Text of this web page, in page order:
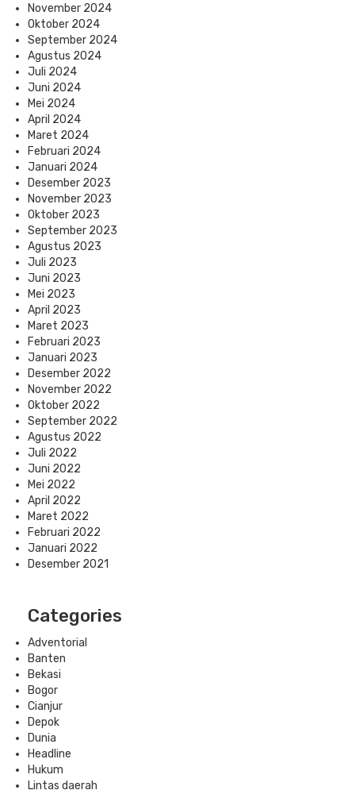
November 2024
Oktober 2024
September 2024
Agustus 2024
Juli 2024
Juni 2024
Mei 2024
April 2024
Maret 2024
Februari 2024
Januari 2024
Desember 2023
November 2023
Oktober 2023
September 2023
Agustus 2023
Juli 2023
Juni 2023
Mei 2023
April 2023
Maret 2023
Februari 2023
Januari 2023
Desember 2022
November 2022
Oktober 2022
September 2022
Agustus 2022
Juli 2022
Juni 2022
Mei 2022
April 2022
Maret 2022
Februari 2022
Januari 2022
Desember 2021
Categories
Adventorial
Banten
Bekasi
Bogor
Cianjur
Depok
Dunia
Headline
Hukum
Lintas daerah